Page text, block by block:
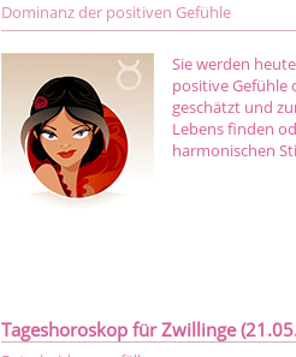
Dominanz der positiven Gefühle
Sie werden
positive Gefühle
geschätzt und
Lebens finden
harmonischen
Tageshoroskop für Zwillinge